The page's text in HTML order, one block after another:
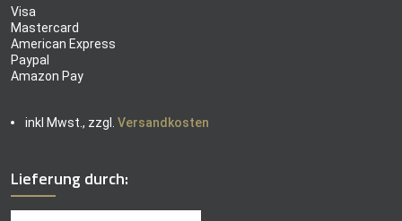
Visa
Mastercard
American Express
Paypal
Amazon Pay
inkl Mwst., zzgl. Versandkosten
Lieferung durch: